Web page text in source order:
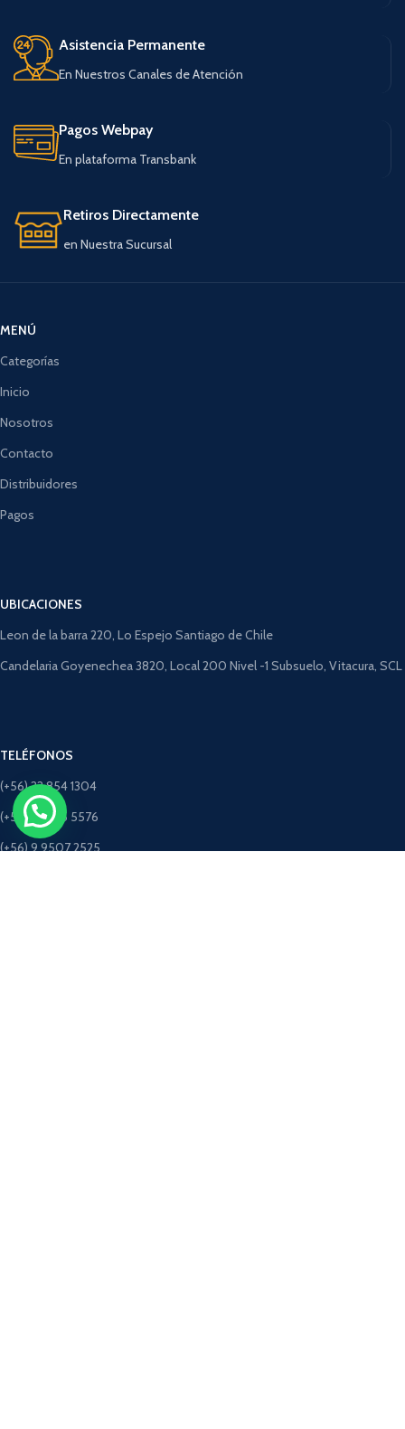
Asistencia Permanente
En Nuestros Canales de Atención
Pagos Webpay
En plataforma Transbank
Retiros Directamente
en Nuestra Sucursal
MENÚ
Categorías
Inicio
Nosotros
Contacto
Distribuidores
Pagos
UBICACIONES
Leon de la barra 220, Lo Espejo Santiago de Chile
Candelaria Goyenechea 3820, Local 200 Nivel -1 Subsuelo, Vitacura, SCL
TELÉFONOS
(+56) 22 854 1304
(+56) 9 4275 5576
(+56) 9 9507 2525